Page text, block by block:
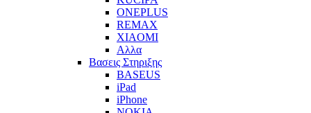
ONEPLUS
REMAX
XIAOMI
Αλλα
Βασεις Στηριξης
BASEUS
iPad
iPhone